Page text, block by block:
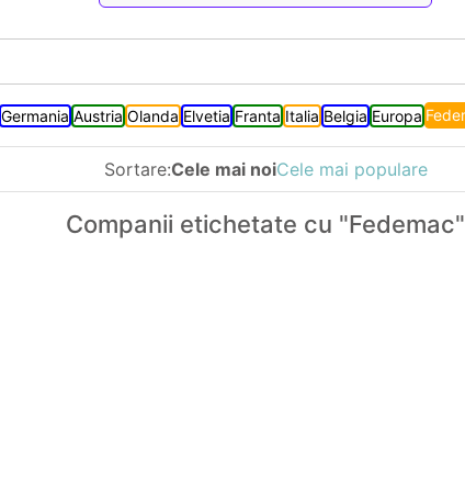
Germania Austria Olanda Elvetia Franta Italia Belgia Europa
Sortare:Cele mai noiCele mai populare
Companii etichetate cu "Fedemac"